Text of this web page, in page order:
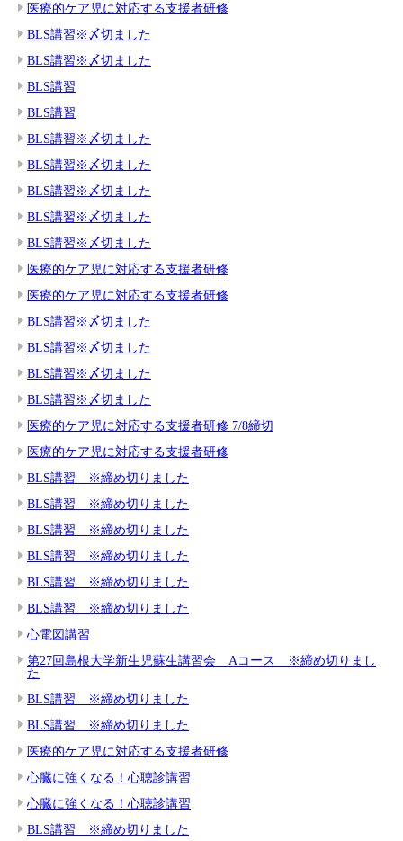
医療的ケア児に対応する支援者研修
BLS講習※〆切ました
BLS講習※〆切ました
BLS講習
BLS講習
BLS講習※〆切ました
BLS講習※〆切ました
BLS講習※〆切ました
BLS講習※〆切ました
BLS講習※〆切ました
医療的ケア児に対応する支援者研修
医療的ケア児に対応する支援者研修
BLS講習※〆切ました
BLS講習※〆切ました
BLS講習※〆切ました
BLS講習※〆切ました
医療的ケア児に対応する支援者研修 7/8締切
医療的ケア児に対応する支援者研修
BLS講習 ※締め切りました
BLS講習 ※締め切りました
BLS講習 ※締め切りました
BLS講習 ※締め切りました
BLS講習 ※締め切りました
BLS講習 ※締め切りました
心電図講習
第27回島根大学新生児蘇生講習会 Aコース ※締め切りまし
た
BLS講習 ※締め切りました
BLS講習 ※締め切りました
医療的ケア児に対応する支援者研修
心臓に強くなる！心聴診講習
心臓に強くなる！心聴診講習
BLS講習 ※締め切りました